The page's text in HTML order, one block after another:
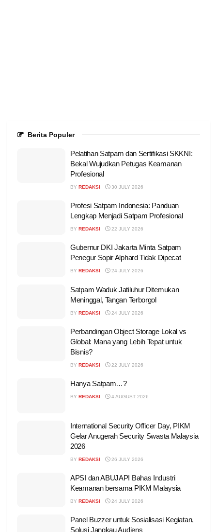
Berita Populer
Pelatihan Satpam dan Sertifikasi SKKNI:
Bekal Wujudkan Petugas Keamanan
Profesional
BY REDAKSI 30 JULY 2026
Profesi Satpam Indonesia: Panduan
Lengkap Menjadi Satpam Profesional
BY REDAKSI 22 JULY 2026
Gubernur DKI Jakarta Minta Satpam
Penegur Sopir Alphard Tidak Dipecat
BY REDAKSI 24 JULY 2026
Satpam Waduk Jatiluhur Ditemukan
Meninggal, Tangan Terborgol
BY REDAKSI 24 JULY 2026
Perbandingan Object Storage Lokal vs
Global: Mana yang Lebih Tepat untuk
Bisnis?
BY REDAKSI 22 JULY 2026
Hanya Satpam…?
BY REDAKSI 4 AUGUST 2026
International Security Officer Day, PIKM
Gelar Anugerah Security Swasta Malaysia
2026
BY REDAKSI 26 JULY 2026
APSI dan ABUJAPI Bahas Industri
Keamanan bersama PIKM Malaysia
BY REDAKSI 24 JULY 2026
Panel Buzzer untuk Sosialisasi Kegiatan,
Solusi Jangkau Audiens